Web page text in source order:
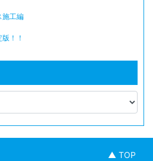
工編
！！
▲ TOP